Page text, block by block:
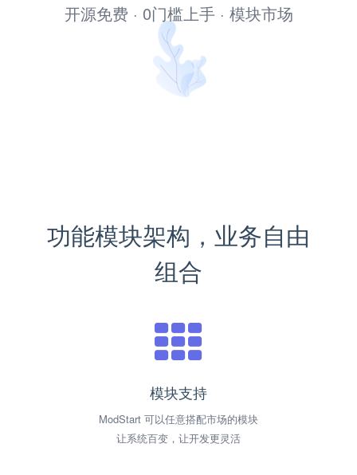
开源免费 · 0门槛上手 · 模块市场
功能模块架构，业务自由
组合
模块支持
ModStart 可以任意搭配市场的模块
让系统百变，让开发更灵活